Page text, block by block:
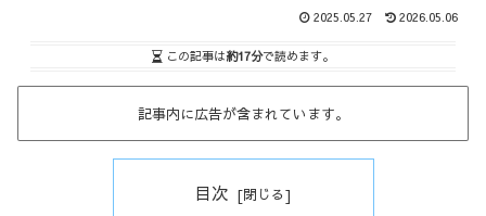
2025.05.27 2026.05.06
この記事は約17分で読めます。
記事内に広告が含まれています。
目次